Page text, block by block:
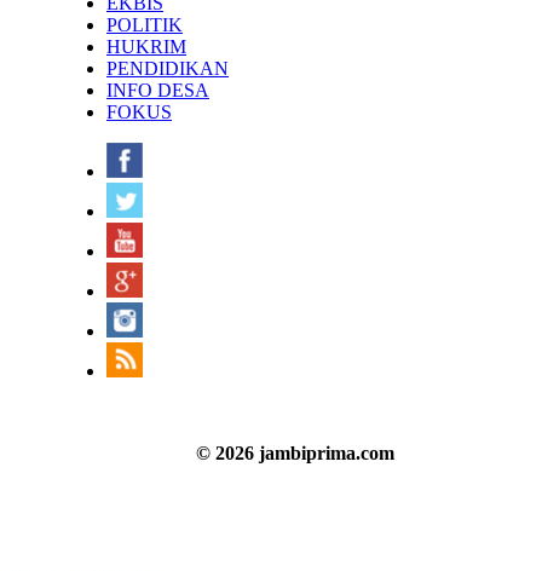
POLITIK
HUKRIM
PENDIDIKAN
INFO DESA
FOKUS
© 2026 jambiprima.com